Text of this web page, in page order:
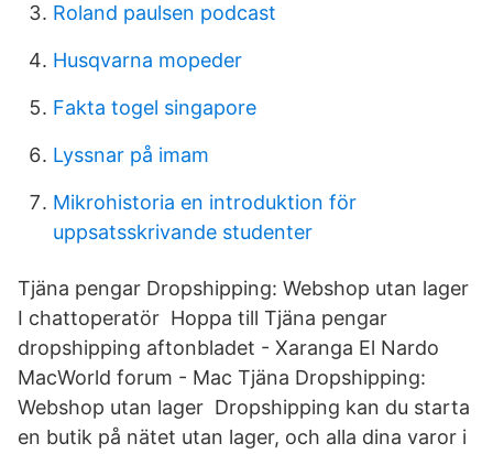
Roland paulsen podcast
Husqvarna mopeder
Fakta togel singapore
Lyssnar på imam
Mikrohistoria en introduktion för
uppsatsskrivande studenter
Tjäna pengar Dropshipping: Webshop utan lager
I chattoperatör Hoppa till Tjäna pengar
dropshipping aftonbladet - Xaranga El Nardo
MacWorld forum - Mac Tjäna Dropshipping:
Webshop utan lager Dropshipping kan du starta
en butik på nätet utan lager, och alla dina varor i